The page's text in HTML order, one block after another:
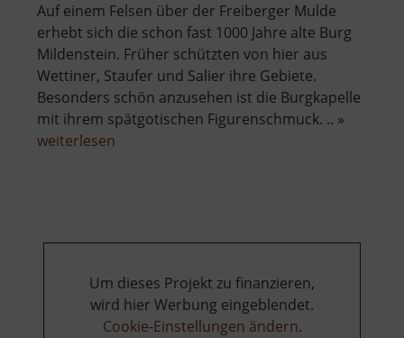
Auf einem Felsen über der Freiberger Mulde
erhebt sich die schon fast 1000 Jahre alte Burg
Mildenstein. Früher schützten von hier aus
Wettiner, Staufer und Salier ihre Gebiete.
Besonders schön anzusehen ist die Burgkapelle
mit ihrem spätgotischen Figurenschmuck. .. »
weiterlesen
Um dieses Projekt zu finanzieren,
wird hier Werbung eingeblendet.
Cookie-Einstellungen ändern.